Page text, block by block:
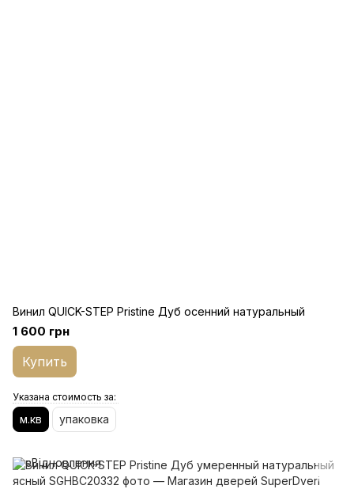
Винил QUICK-STEP Pristine Дуб осенний натуральный
1 600 грн
Купить
Указана стоимость за:
м.кв упаковка